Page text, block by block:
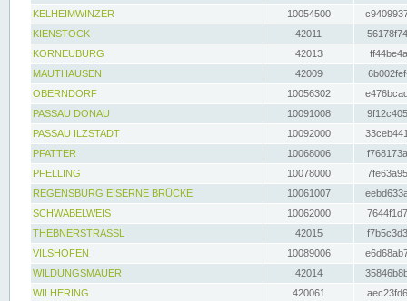
KELHEIMWINZER
10054500
KIENSTOCK
42011
KORNEUBURG
42013
MAUTHAUSEN
42009
OBERNDORF
10056302
PASSAU DONAU
10091008
PASSAU ILZSTADT
10092000
PFATTER
10068006
PFELLING
10078000
REGENSBURG EISERNE BRÜCKE
10061007
SCHWABELWEIS
10062000
THEBNERSTRASSL
42015
VILSHOFEN
10089006
WILDUNGSMAUER
42014
WILHERING
420061